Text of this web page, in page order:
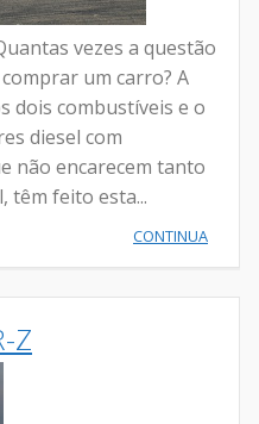
vezes a questão
um carro? A
dois combustíveis e o
diesel com
não encarecem tanto
têm feito esta...
CONTINUA
Z